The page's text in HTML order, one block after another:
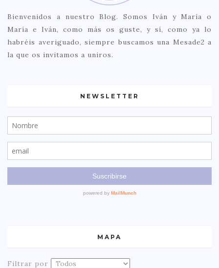
Bienvenidos a nuestro Blog. Somos Iván y María o
María e Iván, como más os guste, y sí, como ya lo
habréis averiguado, siempre buscamos una Mesade2 a
la que os invitamos a uniros.
NEWSLETTER
MAPA
Filtrar por